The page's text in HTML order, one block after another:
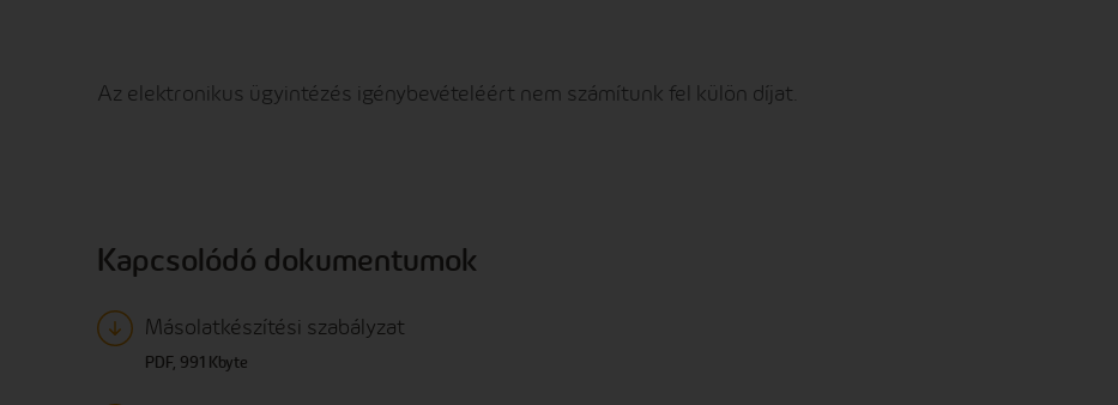
Az elektronikus ügyintézés igénybevételéért nem számítunk fel külön díjat.
Kapcsolódó dokumentumok
Másolatkészítési szabályzat
PDF, 991 Kbyte